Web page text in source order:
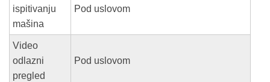
ispitivanju
mašina
Pod uslovom
Video
odlazni
pregled
Pod uslovom